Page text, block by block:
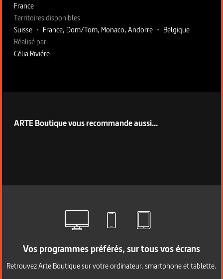
France
Territoires disponibles
Suisse • France, Dom/Tom, Monaco, Andorre • Belgique
Fiche technique section droite
Réalisé par
Célia Riviére
ARTE Boutique vous recommande aussi...
Vos programmes préférés, sur tous vos écrans
Retrouvez Arte Boutique sur votre ordinateur, smartphone et tablette.